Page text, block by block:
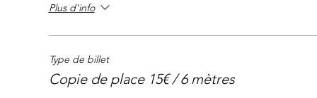
Plus d'info
Type de billet
Copie de place 15€ / 6 mètres